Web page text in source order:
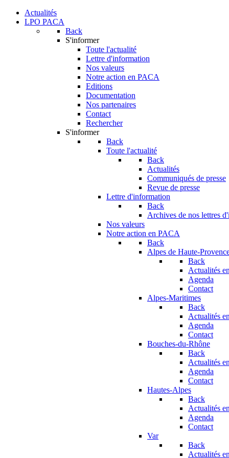
Actualités
LPO PACA
Back
S'informer
Toute l'actualité
Lettre d'information
Nos valeurs
Notre action en PACA
Editions
Documentation
Nos partenaires
Contact
Rechercher
S'informer
Back
Toute l'actualité
Back
Actualités
Communiqués de presse
Revue de presse
Lettre d'information
Back
Archives de nos lettres
Nos valeurs
Notre action en PACA
Back
Alpes de Haute-
Back
Actualités
Agenda
Contact
Alpes-Maritimes
Back
Actualités
Agenda
Contact
Bouches-du-Rhône
Back
Actualités
Agenda
Contact
Hautes-Alpes
Back
Actualités
Agenda
Contact
Var
Back
Actualités